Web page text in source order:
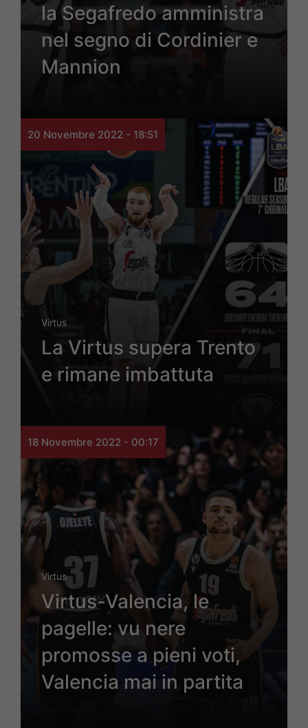
la Segafredo amministra
nel segno di Cordinier e
Mannion
20 Novembre 2022 - 18:51
Virtus
La Virtus supera Trento
e rimane imbattuta
18 Novembre 2022 - 00:17
Virtus
Virtus-Valencia, le
pagelle: vu nere
promosse a pieni voti,
Valencia mai in partita